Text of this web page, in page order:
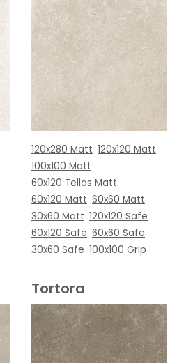
120x280 Matt 120x120 Matt
100x100 Matt
60x120 Tellas Matt
60x120 Matt 60x60 Matt
30x60 Matt 120x120 Safe
60x120 Safe 60x60 Safe
30x60 Safe 100x100 Grip
Tortora